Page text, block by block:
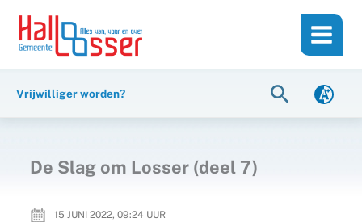
inhoud
naar
Vrijwilliger worden? Zoeken
De Slag om Losser (deel 7)
15 JUNI 2022, 09:24 UUR